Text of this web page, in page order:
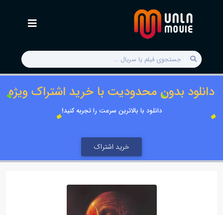
دانلود بدون محدودیت با خرید اشتراک ویژه
دانلود با بالاترین سرعت را تجربه کنید!
خرید اشتراک